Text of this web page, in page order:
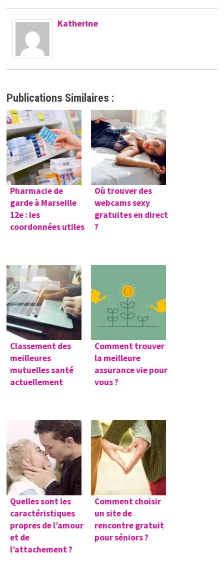
Katherine
Publications Similaires :
Pharmacie de
garde à Marseille
12e : les
coordonnées utiles
Où trouver des
webcams sexy
gratuites en direct
?
Classement des
meilleures
mutuelles santé
actuellement
Comment trouver
la meilleure
assurance vie pour
vous ?
Quelles sont les
caractéristiques
propres de l’amour
et de
l’attachement ?
Comment choisir
un site de
rencontre gratuit
pour séniors ?